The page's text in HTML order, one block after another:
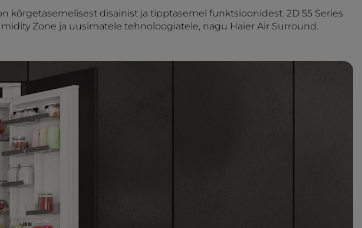
kõrgetasemelisest disainist ja tipptasemel funktsioonidest. 2D 55 Series
Zone ja uusimatele tehnoloogiatele, nagu Haier Air Surround.